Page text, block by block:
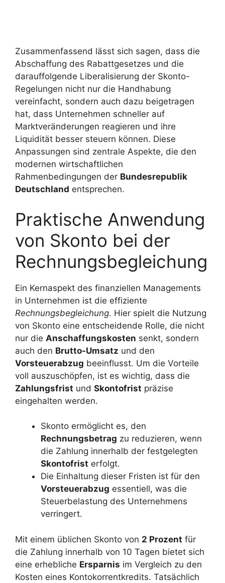
Zusammenfassend lässt sich sagen, dass die
Abschaffung des Rabattgesetzes und die
darauffolgende Liberalisierung der Skonto-
Regelungen nicht nur die Handhabung
vereinfacht, sondern auch dazu beigetragen
hat, dass Unternehmen schneller auf
Marktveränderungen reagieren und ihre
Liquidität besser steuern können. Diese
Anpassungen sind zentrale Aspekte, die den
modernen wirtschaftlichen
Rahmenbedingungen der Bundesrepublik
Deutschland entsprechen.
Praktische Anwendung
von Skonto bei der
Rechnungsbegleichung
Ein Kernaspekt des finanziellen Managements
in Unternehmen ist die effiziente
Rechnungsbegleichung. Hier spielt die Nutzung
von Skonto eine entscheidende Rolle, die nicht
nur die Anschaffungskosten senkt, sondern
auch den Brutto-Umsatz und den
Vorsteuerabzug beeinflusst. Um die Vorteile
voll auszuschöpfen, ist es wichtig, dass die
Zahlungsfrist und Skontofrist präzise
eingehalten werden.
Skonto ermöglicht es, den
Rechnungsbetrag zu reduzieren, wenn
die Zahlung innerhalb der festgelegten
Skontofrist erfolgt.
Die Einhaltung dieser Fristen ist für den
Vorsteuerabzug essentiell, was die
Steuerbelastung des Unternehmens
verringert.
Mit einem üblichen Skonto von 2 Prozent für
die Zahlung innerhalb von 10 Tagen bietet sich
eine erhebliche Ersparnis im Vergleich zu den
Kosten eines Kontokorrentkredits. Tatsächlich